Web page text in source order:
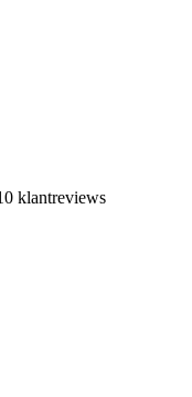
klantreviews